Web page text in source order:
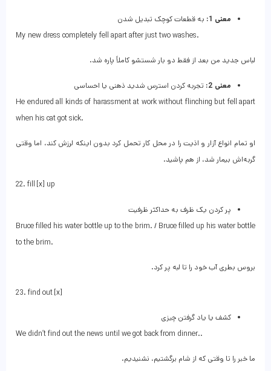
معنی 1:
به قطعات کوچک تبدیل شدن
My new dress completely fell apart after just two washes.
لباس جدید من بعد از فقط دو بار شستشو کاملاً پاره شد.
معنی 2:
تجربه کردن استرس شدید ذهنی یا احساسی
He endured all kinds of harassment at work without flinching but fell apart
when his cat got sick.
او تمام انواع آزار و اذیت را در محل کار تحمل کرد بدون اینکه لرزش کند، اما وقتی
گربه‌اش بیمار شد، از هم پاشید.
22. fill [x] up
پر کردن یک ظرف به حداکثر ظرفیت
Bruce filled his water bottle up to the brim. / Bruce filled up his water bottle
to the brim.
بروس بطری آب خود را تا لبه پر کرد.
23. find out [x]
کشف یا یاد گرفتن چیزی
We didn’t find out the news until we got back from dinner..
ما خبر را تا وقتی که از شام برگشتیم، نشنیدیم.